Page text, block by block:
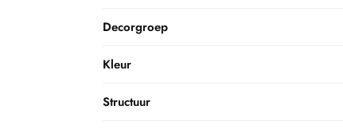
Decorgroep
Kleur
Structuur